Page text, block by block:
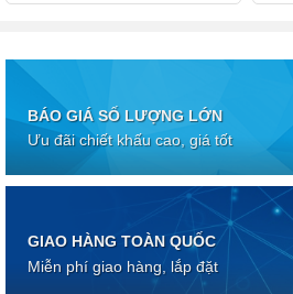
BÁO GIÁ SỐ LƯỢNG LỚN
Ưu đãi chiết khấu cao, giá tốt
GIAO HÀNG TOÀN QUỐC
Miễn phí giao hàng, lắp đặt